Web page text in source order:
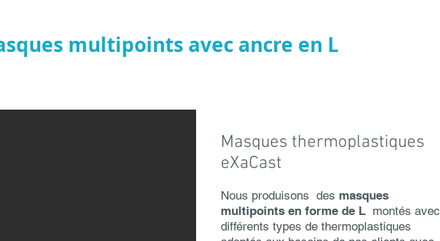
multipoints avec ancre en L
Masques thermoplastiques
eXaCast
Nous produisons des masques
multipoints en forme de L montés avec
différents types de thermoplastiques